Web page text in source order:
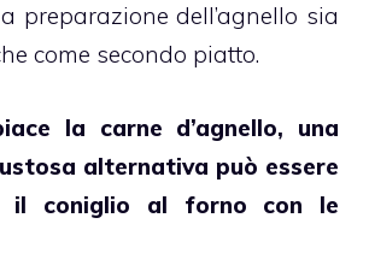
preparazione dell’agnello sia
come secondo piatto.
la carne d’agnello, una
alternativa può essere
il coniglio al forno con le